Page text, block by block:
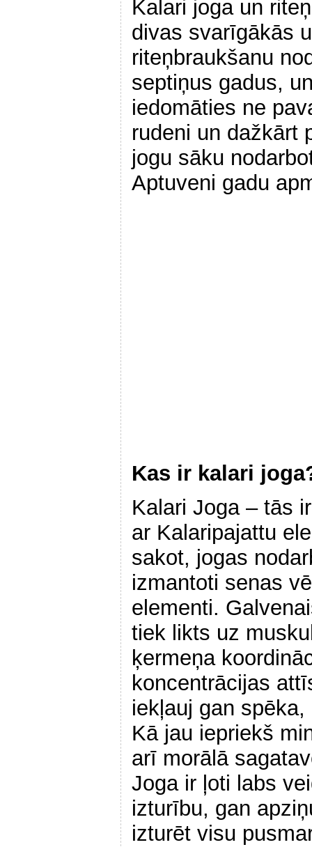
Kalari joga un
divas svarīgākās
riteņbraukšanu
septiņus gadus,
iedomāties ne
rudeni un dažkārt
jogu sāku
Aptuveni gadu
Kas ir kalari
Kalari Joga – tās
ar Kalaripajattu
sakot, jogas
izmantoti senas
elementi.
tiek likts uz
ķermeņa
koncentrācijas
iekļauj gan
Kā jau iepriekš
arī morālā
Joga ir ļoti labs
izturību, gan
izturēt visu